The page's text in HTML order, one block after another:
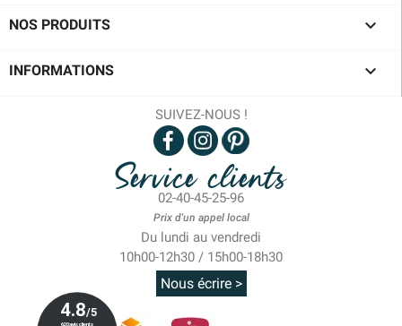
NOS PRODUITS 
INFORMATIONS 
SUIVEZ-NOUS !
Service clients
02-40-45-25-96
Prix d'un appel local
Du lundi au vendredi
10h00-12h30 / 15h00-18h30
Nous écrire >